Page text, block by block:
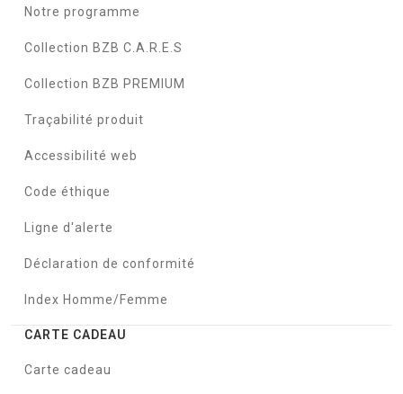
Notre programme
Collection BZB C.A.R.E.S
Collection BZB PREMIUM
Traçabilité produit
Accessibilité web
Code éthique
Ligne d'alerte
Déclaration de conformité
Index Homme/Femme
CARTE CADEAU
Carte cadeau